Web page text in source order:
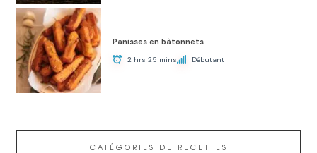
Panisses en bâtonnets
2 hrs 25 mins Débutant
CATÉGORIES DE RECETTES